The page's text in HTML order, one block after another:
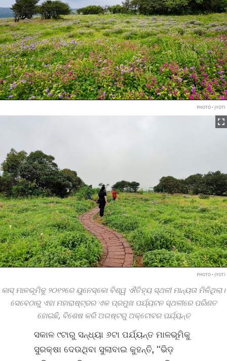
PHOTO • JYOTI
PHOTO • JYOTI
କାସ୍‌ ମାଳଭୂମିକୁ ୨୦୧୨ରେ ୟୁନେସ୍କୋ ବିଶ୍ୱ ଐତିହ୍ୟ ସ୍ଥଳୀ ମାନ୍ୟତା ମିଳିଥିଲା।
ସେବେଠାରୁ ଏହା ମହାରାଷ୍ଟ୍ରର ଏକ ପ୍ରମୁଖ ପର୍ଯ୍ୟଟନ ସ୍ଥଳୀରେ ପରିଣତ
ହୋଇଛି, ବିଶେଷ କରି ଅଗଷ୍ଟରୁ ଅକ୍ଟୋବର ପର୍ଯ୍ୟନ୍ତ
ସକାଳ ୯ଟାରୁ ସନ୍ଧ୍ୟା ୬ଟା ପର୍ଯ୍ୟନ୍ତ ମାଳଭୂମିକୁ
ସୁରକ୍ଷା ଦେଉଥିବା ସୁଲାବାଇ କୁହନ୍ତି, ‘‘ଭିଡ଼